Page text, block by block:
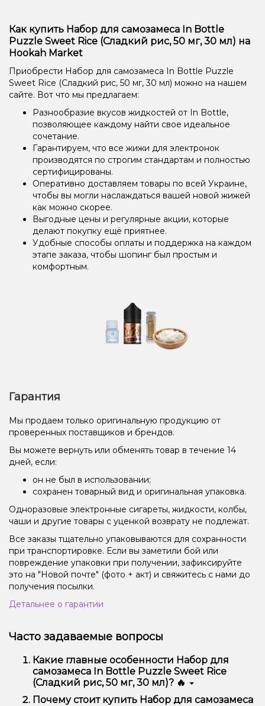
Как купить Набор для самозамеса In Bottle
Puzzle Sweet Rice (Сладкий рис, 50 мг, 30 мл) на
Hookah Market
Приобрести Набор для самозамеса In Bottle Puzzle
Sweet Rice (Сладкий рис, 50 мг, 30 мл) можно на нашем
сайте. Вот что мы предлагаем:
Разнообразие вкусов жидкостей от In Bottle,
позволяющее каждому найти свое идеальное
сочетание.
Гарантируем, что все жижи для электронок
производятся по строгим стандартам и полностью
сертифицированы.
Оперативно доставляем товары по всей Украине,
чтобы вы могли наслаждаться вашей новой жижей
как можно скорее.
Выгодные цены и регулярные акции, которые
делают покупку ещё приятнее.
Удобные способы оплаты и поддержка на каждом
этапе заказа, чтобы шопинг был простым и
комфортным.
Гарантия
Мы продаем только оригинальную продукцию от
проверенных поставщиков и брендов.
Вы можете вернуть или обменять товар в течение 14
дней, если:
он не был в использовании;
сохранен товарный вид и оригинальная упаковка.
Одноразовые электронные сигареты, жидкости, колбы,
чаши и другие товары с уценкой возврату не подлежат.
Все заказы тщательно упаковываются для сохранности
при транспортировке. Если вы заметили бой или
повреждение упаковки при получении, зафиксируйте
это на "Новой почте" (фото + акт) и свяжитесь с нами до
получения посылки.
Детальнее о гарантии
Часто задаваемые вопросы
Какие главные особенности Набор для
самозамеса In Bottle Puzzle Sweet Rice
(Сладкий рис, 50 мг, 30 мл)? 🔥
Набор для самозамеса In Bottle Puzzle Sweet Rice
Почему стоит купить Набор для самозамеса